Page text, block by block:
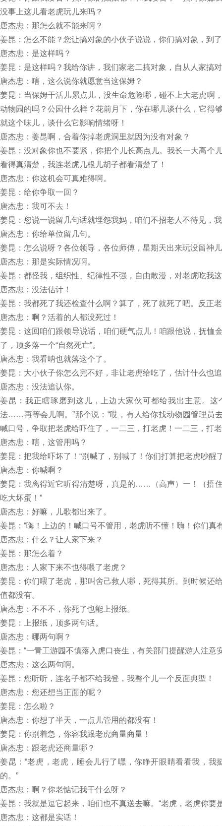
没事上这儿看老虎玩儿来吗？
唐杰忠：那怎么就不能来啊？
姜昆：怎么不能？您让搞对象的小伙子说说，你们搞对象，到
唐杰忠：是这样吗？
姜昆：是这样吗？我给你讲，我们家老二搞对象，自从人家搞
唐杰忠：嗐，这么说你就愿意当这保姆？
姜昆：当保姆干活儿累点儿，没生命危险哪，碰不上大老虎啊
动物园的吗？公园什么样？花前月下，你在哪儿谈什么，它得
就这个味儿，谈什么它影响情绪呀！
唐杰忠：姜昆啊，合着你掉老虎洞里就因为没有对象？
姜昆：没对象你也不要紧，你把个儿长高点儿。我长一大高个
看得真清楚，我连老虎几根儿胡子都看清楚了！
唐杰忠：你这机会可真难得啊。
姜昆：给你争取一回？
唐杰忠：我可不去！
姜昆：您说一说留几句话就埋怨我妈，咱们不招老人不待见，
唐杰忠：你给单位留几句。
姜昆：怎么说呀？各位领导，各位师傅，星期天出来玩没留神
唐杰忠：那是实际情况啊。
姜昆：都怪我，组织性、纪律性不强，自由散漫，对老虎吃我
唐杰忠：没法估计！
姜昆：我都死了我还检查什么啊？算了，死了就死了吧。反
唐杰忠：啊？活着的人都没死过！
姜昆：这回咱们跟领导说话，咱们硬气点儿！咱跟他说，抚恤
了，顶多落一个“自然死亡”。
唐杰忠：我看呐也就落这个了。
姜昆：大小伙子你怎么完不好，非让老虎给吃了，估计什么
唐杰忠：没法追认你。
姜昆：我正瞎琢磨到这儿，上边大家伙可都给我出主意。
法……再等会儿啊。”那个说：“哎，有人给你找动物园管理员
喊口号，争取把老虎给吓住了，一二三，打老虎！一二三，打
唐杰忠：嗐，这管用吗？
姜昆：把我给吓坏了！“别喊了，别喊了！你们打算把老虎吵醒
唐杰忠：你喊啊？
姜昆：我离得近它听得清楚呀，真是的……（高声）一！（捂
吃大坏蛋！”
唐杰忠：好嘛，儿歌都出来了。
姜昆：“嗨！上边的！喊口号不管用，老虎听不懂！嗨！你们真
唐杰忠：什么？让人家下来？
姜昆：那怎么着？
唐杰忠：人家下来不也得喂了老虎？
姜昆：你们喂了老虎，那叫舍己救人哪，死得其所。到时候还
值都没有。
唐杰忠：不不不，你死了也能上报纸。
姜昆：上报纸，顶多两句话。
唐杰忠：哪两句啊？
姜昆：“一青工游园不慎落入虎口丧生，有关部门提醒游人注
唐杰忠：这么两句啊。
姜昆：您听听，连名子都不给我登，我整个儿一个反面典型！
唐杰忠：您还想当正面的呢？
姜昆：怎么啦？
唐杰忠：你想了半天，一点儿管用的都没有！
姜昆：你别着急，你容我跟老虎商量商量！
唐杰忠：跟老虎还商量哪？
姜昆：“老虎，老虎，睡会儿行了嘿，你睁开眼睛看看我，
的。”
唐杰忠：啊？你老惦记我干什么呀？
姜昆：我就是逗它起来，咱们也不真送去嘛。“老虎，老虎你
唐杰忠：这都是实话！